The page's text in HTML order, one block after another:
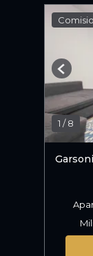
1 /8
Previous